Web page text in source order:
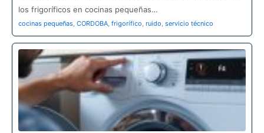
los frigoríficos en cocinas pequeñas…
cocinas pequeñas, CORDOBA, frigorífico, ruido, servicio técnico